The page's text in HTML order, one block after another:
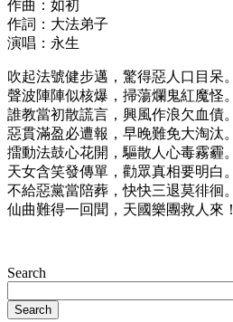
作曲：如初
作詞：大法弟子
演唱：永生
吹起法號健步邁，驚得惡人口目呆。
聲波陣陣似核爆，掃蕩爛鬼紅魔怪。
誰教當初散謊言，興風作浪欠血債。
惡貫滿盈必遭報，早晚難免大淘汰。
擂動法鼓心花開，驅散人心毒霧霾。
天女含笑發傳單，勸眾真相要明白。
不給惡黨當陪葬，快快三退莫徘徊。
仙曲難得一回聞，天國樂團救人來！
Search
Search